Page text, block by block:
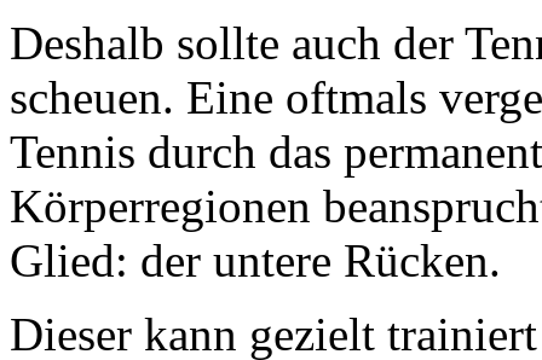
Deshalb sollte auch der
scheuen. Eine oftmals
Tennis durch das
Körperregionen
Glied: der untere Rücken.
Dieser kann gezielt